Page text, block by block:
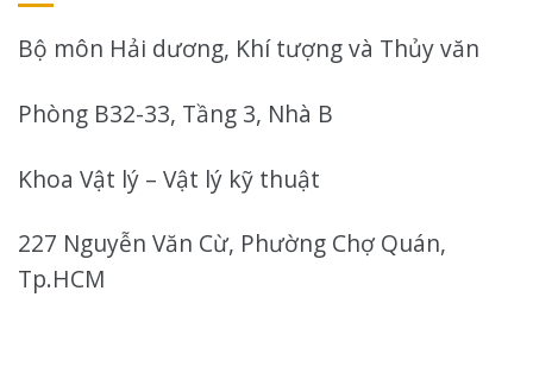
Bộ môn Hải dương, Khí tượng và Thủy văn
Phòng B32-33, Tầng 3, Nhà B
Khoa Vật lý – Vật lý kỹ thuật
227 Nguyễn Văn Cừ, Phường Chợ Quán,
Tp.HCM